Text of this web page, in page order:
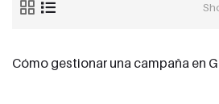
Cómo gestionar una campaña en